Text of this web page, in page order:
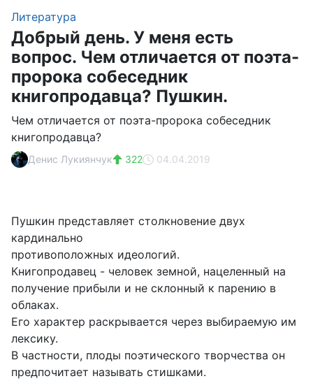
Литература
Добрый день. У меня есть
вопрос. Чем отличается от поэта-
пророка собеседник
книгопродавца? Пушкин.
Чем отличается от поэта-пророка собеседник
книгопродавца?
Денис Лукиянчук 322 04.04.2019
Пушкин представляет столкновение двух
кардинально
противоположных идеологий.
Книгопродавец - человек земной, нацеленный на
получение прибыли и не склонный к парению в
облаках.
Его характер раскрывается через выбираемую им
лексику.
В частности, плоды поэтического творчества он
предпочитает называть стишками.